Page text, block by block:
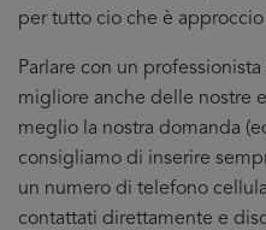
per tutto cio che è
Parlare con un
migliore anche delle nostre
meglio la nostra domanda
consigliamo di inserire
un numero di telefono
contattati direttamente e